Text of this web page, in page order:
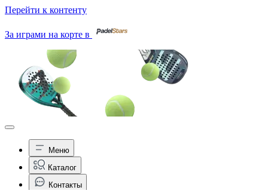
Перейти к контенту
За играми на корте в
Меню
Каталог
Контакты